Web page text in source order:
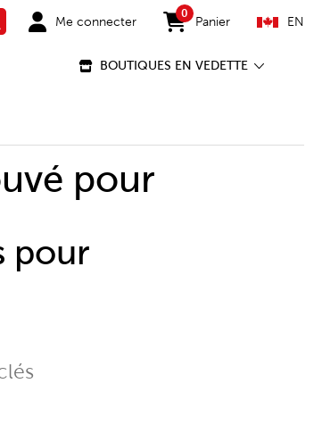
Me connecter
0
items in cart
Panier EN
BOUTIQUES EN VEDETTE
pour
pour